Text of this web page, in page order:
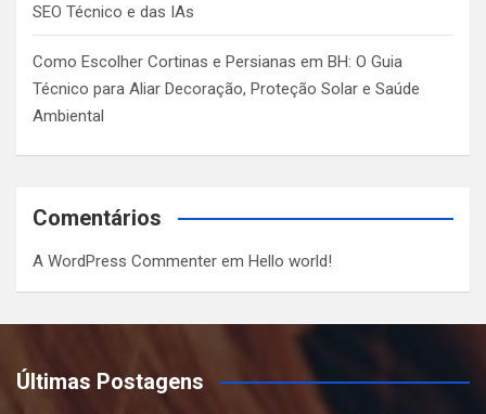
SEO Técnico e das IAs
Como Escolher Cortinas e Persianas em BH: O Guia
Técnico para Aliar Decoração, Proteção Solar e Saúde
Ambiental
Comentários
A WordPress Commenter em Hello world!
Últimas Postagens